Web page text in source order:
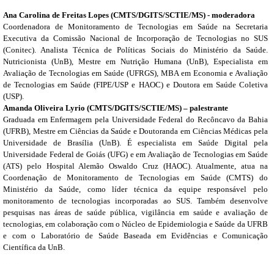
Ana Carolina de Freitas Lopes (CMTS/DGITS/SCTIE/MS) - moderadora
Coordenadora de Monitoramento de Tecnologias em Saúde na Secretaria
Executiva da Comissão Nacional de Incorporação de Tecnologias no SUS
(Conitec). Analista Técnica de Políticas Sociais do Ministério da Saúde.
Nutricionista (UnB), Mestre em Nutrição Humana (UnB), Especialista em
Avaliação de Tecnologias em Saúde (UFRGS), MBA em Economia e Avaliação
de Tecnologias em Saúde (FIPE/USP e HAOC) e Doutora em Saúde Coletiva
(USP).
Amanda Oliveira Lyrio (CMTS/DGITS/SCTIE/MS) – palestrante
Graduada em Enfermagem pela Universidade Federal do Recôncavo da Bahia
(UFRB), Mestre em Ciências da Saúde e Doutoranda em Ciências Médicas pela
Universidade de Brasília (UnB). É especialista em Saúde Digital pela
Universidade Federal de Goiás (UFG) e em Avaliação de Tecnologias em Saúde
(ATS) pelo Hospital Alemão Oswaldo Cruz (HAOC). Atualmente, atua na
Coordenação de Monitoramento de Tecnologias em Saúde (CMTS) do
Ministério da Saúde, como líder técnica da equipe responsável pelo
monitoramento de tecnologias incorporadas ao SUS. Também desenvolve
pesquisas nas áreas de saúde pública, vigilância em saúde e avaliação de
tecnologias, em colaboração com o Núcleo de Epidemiologia e Saúde da UFRB
e com o Laboratório de Saúde Baseada em Evidências e Comunicação
Científica da UnB.